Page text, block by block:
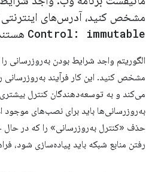
مشخص کنید، آدرس‌های اینترنتی
Control: immutable
الگوریتم واجد شرایط بودن
مشخص کنید. این کار فرآیند به‌روزرسانی
می‌کند و به توسعه‌دهندگان کنترل
به‌روزرسانی‌ها باید برای نصب‌های موجود
حذف «کنترل به‌روزرسانی» را که در حال
رفتن منابع شبکه باید پیاده‌سازی شود،